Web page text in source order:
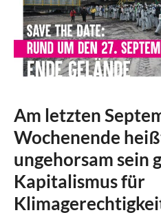
Am letzten
Wochenende
ungehorsam sein
Kapitalismus für